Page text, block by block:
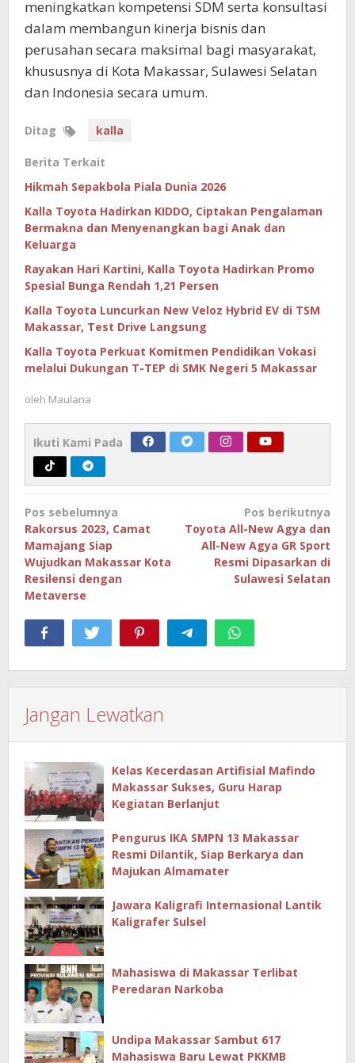
meningkatkan kompetensi SDM serta konsultasi
dalam membangun kinerja bisnis dan
perusahan secara maksimal bagi masyarakat,
khususnya di Kota Makassar, Sulawesi Selatan
dan Indonesia secara umum.
Ditag kalla
Berita Terkait
Hikmah Sepakbola Piala Dunia 2026
Kalla Toyota Hadirkan KIDDO, Ciptakan Pengalaman
Bermakna dan Menyenangkan bagi Anak dan
Keluarga
Rayakan Hari Kartini, Kalla Toyota Hadirkan Promo
Spesial Bunga Rendah 1,21 Persen
Kalla Toyota Luncurkan New Veloz Hybrid EV di TSM
Makassar, Test Drive Langsung
Kalla Toyota Perkuat Komitmen Pendidikan Vokasi
melalui Dukungan T-TEP di SMK Negeri 5 Makassar
oleh Maulana
Ikuti Kami Pada
Navigasi
pos
Pos sebelumnya
Rakorsus 2023, Camat
Mamajang Siap
Wujudkan Makassar Kota
Resilensi dengan
Metaverse
Pos berikutnya
Toyota All-New Agya dan
All-New Agya GR Sport
Resmi Dipasarkan di
Sulawesi Selatan
Jangan Lewatkan
Kelas Kecerdasan Artifisial Mafindo
Makassar Sukses, Guru Harap
Kegiatan Berlanjut
Pengurus IKA SMPN 13 Makassar
Resmi Dilantik, Siap Berkarya dan
Majukan Almamater
Jawara Kaligrafi Internasional Lantik
Kaligrafer Sulsel
Mahasiswa di Makassar Terlibat
Peredaran Narkoba
Undipa Makassar Sambut 617
Mahasiswa Baru Lewat PKKMB